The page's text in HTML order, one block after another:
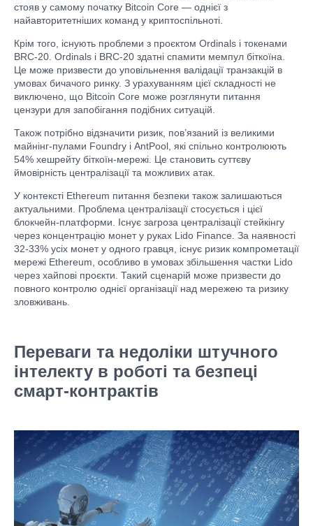
стояв у самому початку Bitcoin Core — однієї з
найавторитетніших команд у криптоспільноті.
Крім того, існують проблеми з проєктом Ordinals і токенами
BRC-20. Ordinals і BRC-20 здатні спамити мемпул біткоїна.
Це може призвести до уповільнення валідації транзакцій в
умовах бичачого ринку. З урахуванням цієї складності не
виключено, що Bitcoin Core може розглянути питання
цензури для запобігання подібних ситуацій.
Також потрібно відзначити ризик, пов’язаний із великими
майнінг-пулами Foundry і AntPool, які спільно контролюють
54% хешрейту біткоїн-мережі. Це становить суттєву
ймовірність централізації та можливих атак.
У контексті Ethereum питання безпеки також залишаються
актуальними. Проблема централізації стосується і цієї
блокчейн-платформи. Існує загроза централізації стейкінгу
через концентрацію монет у руках Lido Finance. За наявності
32-33% усіх монет у одного гравця, існує ризик компрометації
мережі Ethereum, особливо в умовах збільшення частки Lido
через хайпові проєкти. Такий сценарій може призвести до
повного контролю однієї організації над мережею та ризику
зловживань.
Переваги та недоліки штучного
інтелекту в роботі та безпеці
смарт-контрактів